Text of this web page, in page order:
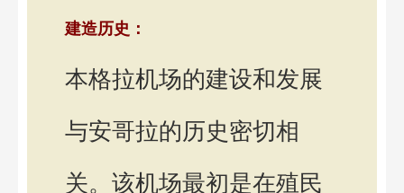
建造历史：
本格拉机场的建设和发展
与安哥拉的历史密切相
关。该机场最初是在殖民